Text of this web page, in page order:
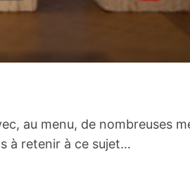
au menu, de nombreuses
à retenir à ce sujet…